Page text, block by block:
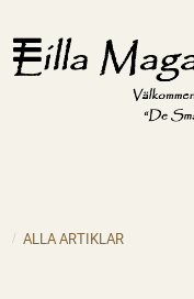
ALLA ARTIKLAR